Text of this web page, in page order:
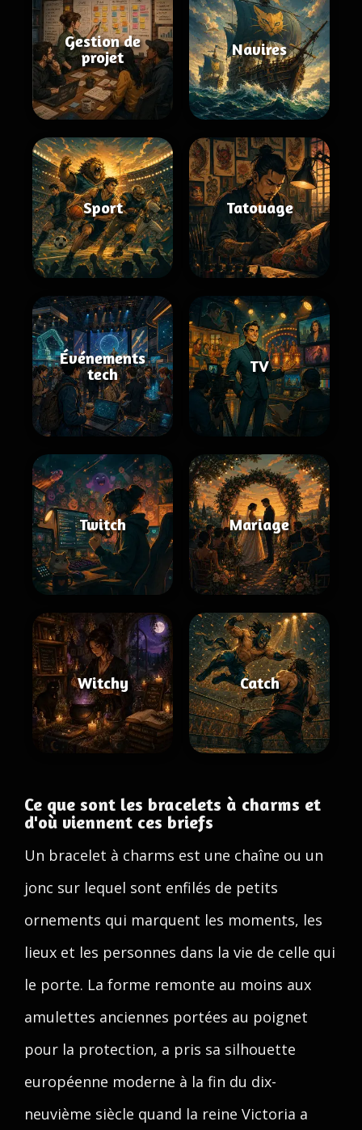
Gestion de
projet
Navires
Sport Tatouage
Événements
tech
TV
Twitch Mariage
Witchy Catch
Ce que sont les bracelets à charms et
d'où viennent ces briefs
Un bracelet à charms est une chaîne ou un
jonc sur lequel sont enfilés de petits
ornements qui marquent les moments, les
lieux et les personnes dans la vie de celle qui
le porte. La forme remonte au moins aux
amulettes anciennes portées au poignet
pour la protection, a pris sa silhouette
européenne moderne à la fin du dix-
neuvième siècle quand la reine Victoria a